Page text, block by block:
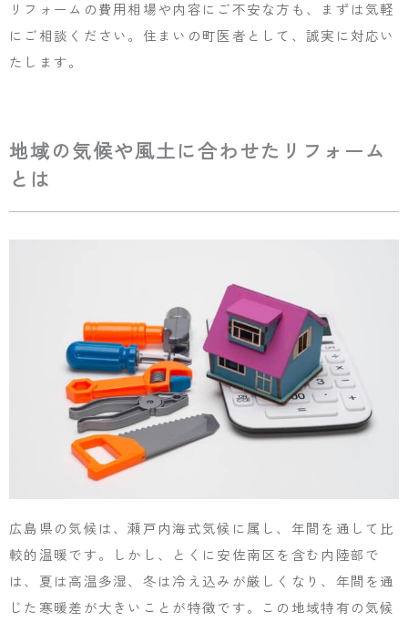
リフォームの費用相場や内容にご不安な方も、まずは気軽
にご相談ください。住まいの町医者として、誠実に対応い
たします。
地域の気候や風土に合わせたリフォーム
とは
広島県の気候は、瀬戸内海式気候に属し、年間を通して比
較的温暖です。しかし、とくに安佐南区を含む内陸部で
は、夏は高温多湿、冬は冷え込みが厳しくなり、年間を通
じた寒暖差が大きいことが特徴です。この地域特有の気候